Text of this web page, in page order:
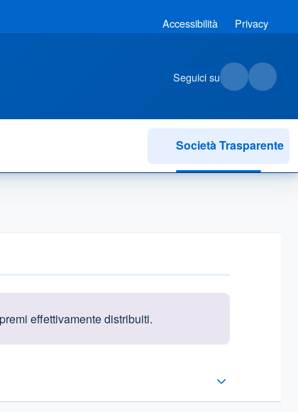
Accessibilità Privacy
Seguici su
Società Trasparente
effettivamente distribuiti.